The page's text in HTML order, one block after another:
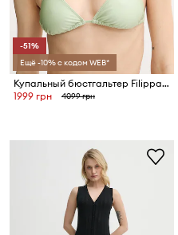
-51%
Ещё -10% с кодом WEB*
Купальный бюстгальтер Filippa K
1999 грн
4099 грн